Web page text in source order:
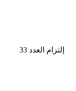
إلتزام العدد 33